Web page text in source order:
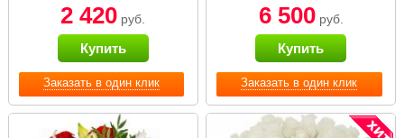
Заказать в один клик
2 420 руб.
Купить
Заказать в один клик
6 500руб.
Купить